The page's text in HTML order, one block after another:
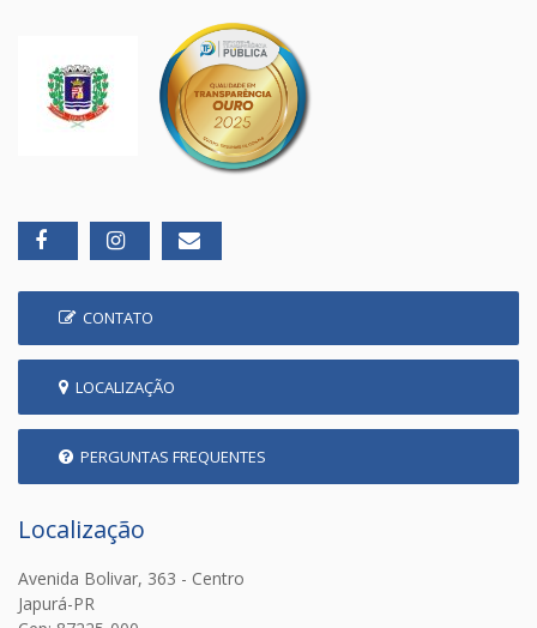
CONTATO
LOCALIZAÇÃO
PERGUNTAS FREQUENTES
Localização
Avenida Bolivar, 363 - Centro
Japurá-PR